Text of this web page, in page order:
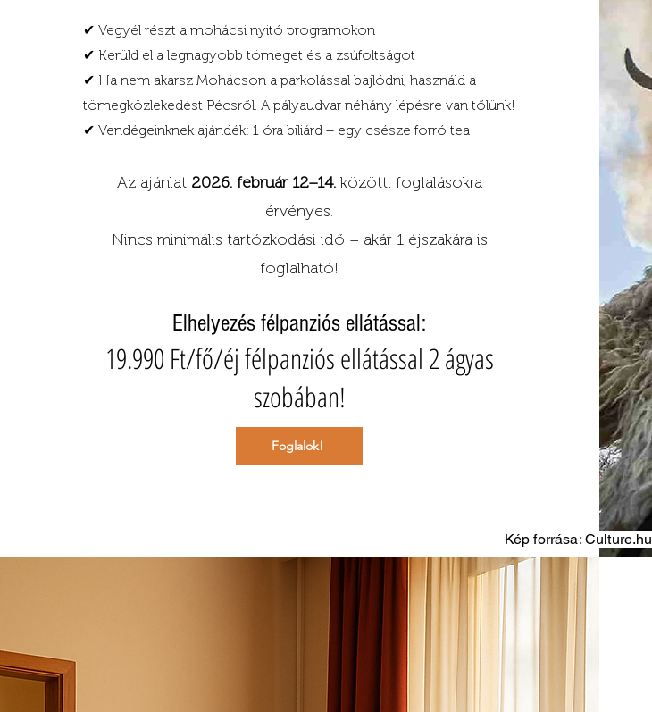
✔ Vegyél részt a mohácsi nyitó programokon
✔ Kerüld el a legnagyobb tömeget és a zsúfoltságot
✔ Ha nem akarsz Mohácson a parkolással bajlódni, használd a
tömegközlekedést Pécsről. A pályaudvar néhány lépésre van tőlünk!
✔ Vendégeinknek ajándék: 1 óra biliárd + egy csésze forró tea
Az ajánlat 2026. február 12–14.közötti foglalásokra
érvényes.
Nincs minimális tartózkodási idő – akár 1 éjszakára is
foglalható!
Elhelyezés félpanziós ellátással:
19.990 Ft/fő/éj félpanziós ellátással 2 ágyas
szobában!
Foglalok!
Kép forrása: Culture.hu